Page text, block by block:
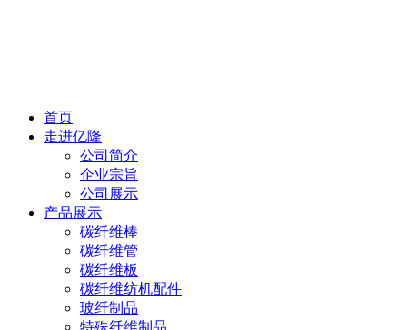
首页
走进亿隆
公司简介
企业宗旨
公司展示
产品展示
碳纤维棒
碳纤维管
碳纤维板
碳纤维纺机配件
玻纤制品
特殊纤维制品